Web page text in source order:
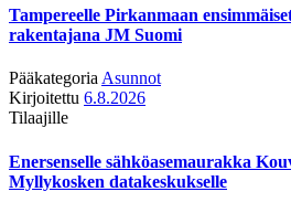
Tampereelle Pirkanmaan
rakentajana JM Suomi
Pääkategoria Asunnot
Kirjoitettu 6.8.2026
Tilaajille
Enersenselle sähköasemaurakka
Myllykosken datakeskukselle